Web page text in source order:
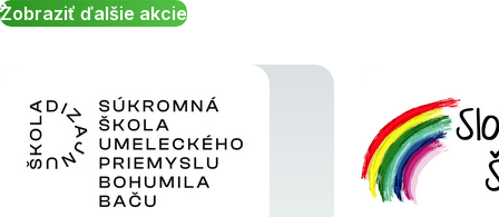
Zobraziť ďalšie akcie